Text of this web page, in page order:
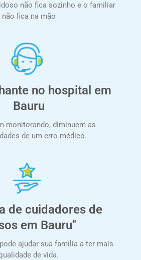
não fica sozinho e o familiar
não fica na mão
no hospital em
Bauru
monitorando, diminuem as
de um erro médico.
de cuidadores de
em Bauru"
ajudar sua família a ter mais
de vida.